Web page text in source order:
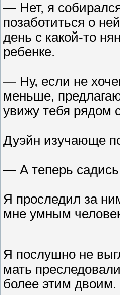
— Нет, я
позаботиться о
день с какой-то
ребенке.
— Ну, если не
меньше,
увижу тебя рядом
Дуэйн изучающе
— А теперь
Я проследил за
мне умным
Я послушно не
мать
более этим двоим.